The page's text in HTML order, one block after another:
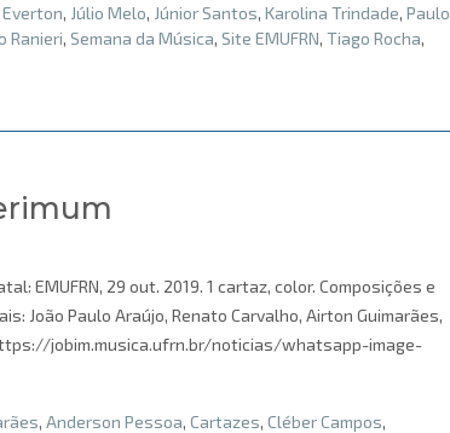
Everton, Júlio Melo, Júnior Santos, Karolina Trindade, Paulo
Ranieri, Semana da Música, Site EMUFRN, Tiago Rocha,
EMUFRN, 29 out. 2019. 1 cartaz, color. Composições e
João Paulo Araújo, Renato Carvalho, Airton Guimarães,
jobim.musica.ufrn.br/noticias/whatsapp-image-
, Anderson Pessoa, Cartazes, Cléber Campos,